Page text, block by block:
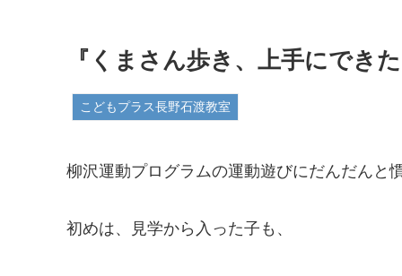
『くまさん歩き、上手にでき
こどもプラス長野石渡教室
柳沢運動プログラムの運動遊びにだんだんと
初めは、見学から入った子も、